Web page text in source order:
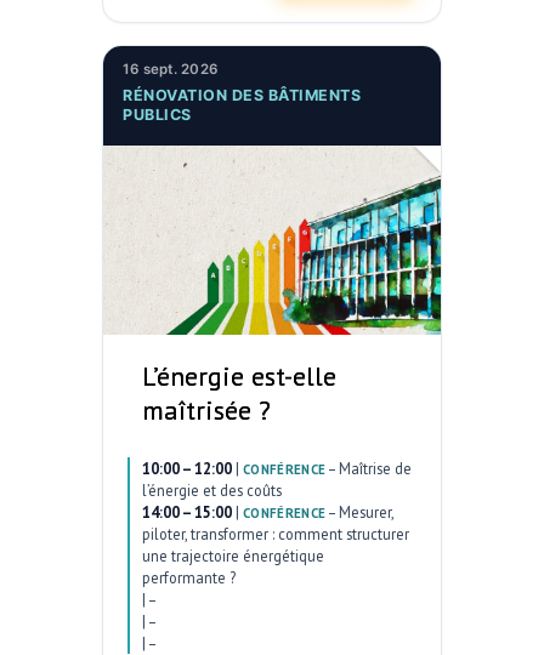
16 sept. 2026
RÉNOVATION DES BÂTIMENTS
PUBLICS
L’énergie est-elle
maîtrisée ?
10:00 – 12:00 | CONFÉRENCE – Maîtrise de
l’énergie et des coûts
14:00 – 15:00 | CONFÉRENCE – Mesurer,
piloter, transformer : comment structurer
une trajectoire énergétique
performante ?
| –
| –
| –